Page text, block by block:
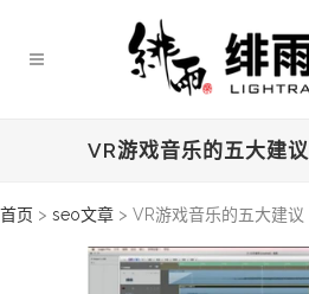
VR游戏音乐的五大建议
首页 > seo文章 > VR游戏音乐的五大建议